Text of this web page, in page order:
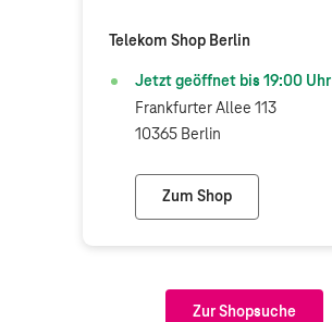
Telekom Shop Berlin
Jetzt geöffnet bis 19:00 Uhr
Frankfurter Allee 113
10365 Berlin
Zum Shop
Telekom Shop Berlin
Zur Shopsuche